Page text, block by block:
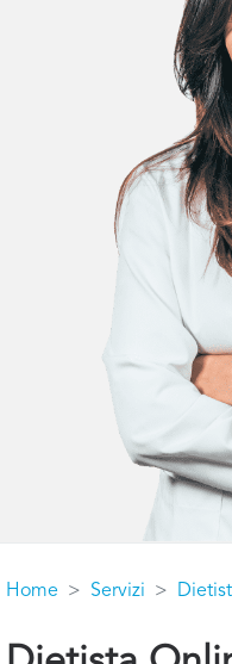
Home Servizi